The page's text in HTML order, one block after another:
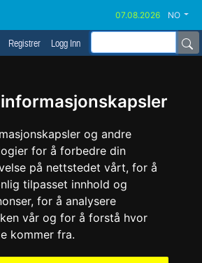
og andre
for å forbedre din
på nettstedet vårt, for å
tilpasset innhold og
for å analysere
vår og for å forstå hvor
kommer fra.
NO
Registrer Logg Inn